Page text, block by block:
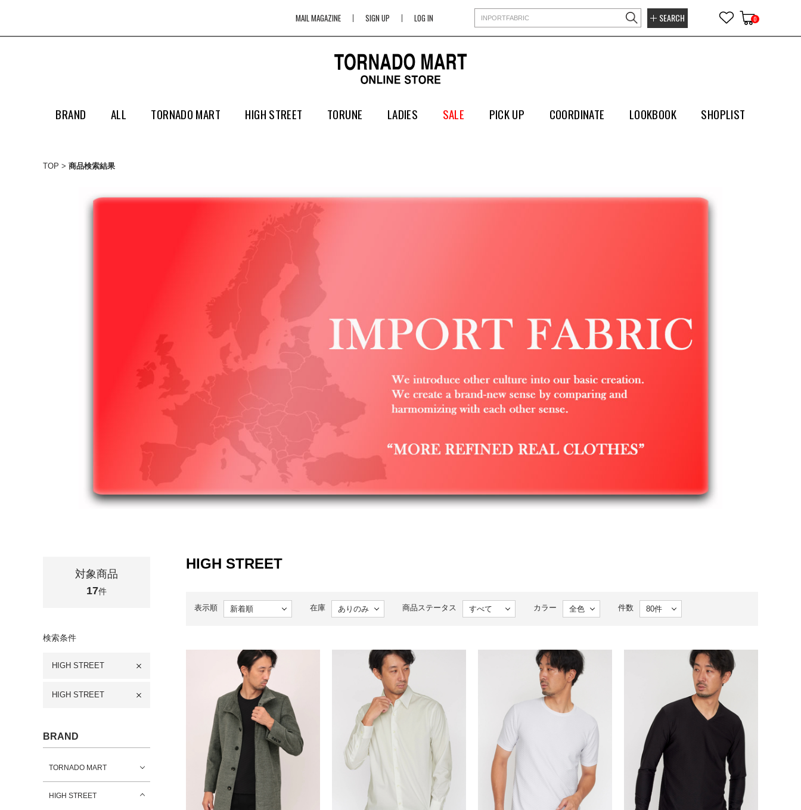
MAIL MAGAZINE SIGN UP LOG IN SEARCH 0
BRAND ALL TORNADO MART HIGH STREET TORUNE LADIES SALE PICK UP COORDINATE LOOKBOOK SHOPLIST
TOP 商品検索結果
対象商品
17件
検索条件
HIGH STREET
HIGH STREET
BRAND
TORNADO MART
HIGH STREET
HIGH STREET
表示順 在庫 商品ステータス カラー 件数